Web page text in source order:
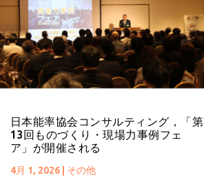
日本能率協会コンサルティング，「第
13回ものづくり・現場力事例フェ
ア」が開催される
4月 1, 2026| その他